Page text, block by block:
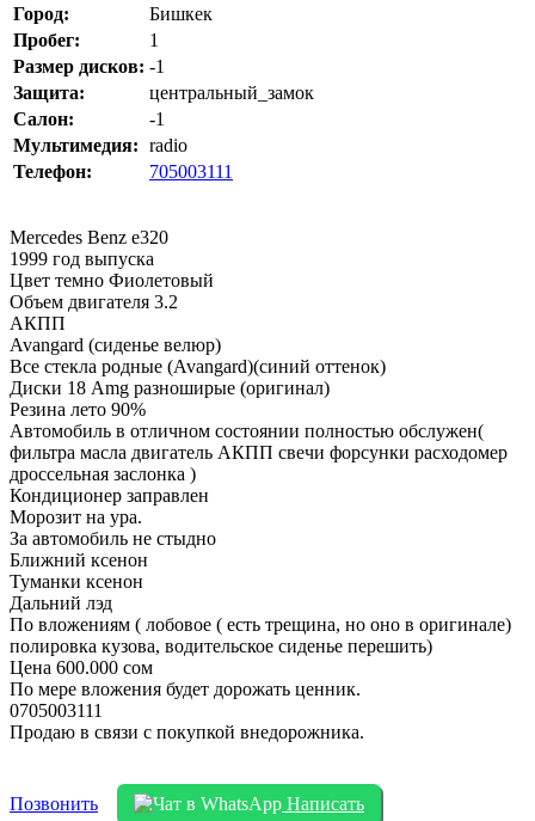
Город:
Бишкек
Пробег:
1
Размер дисков: -1
Защита:
центральный_замок
Салон:
-1
Мультимедия: radio
Телефон:
705003111
Mercedes Benz e320
1999 год выпуска
Цвет темно Фиолетовый
Объем двигателя 3.2
АКПП
Avangard (сиденье велюр)
Все стекла родные (Avangard)(синий оттенок)
Диски 18 Amg разноширые (оригинал)
Резина лето 90%
Автомобиль в отличном состоянии полностью обслужен(
фильтра масла двигатель АКПП свечи форсунки расходомер
дроссельная заслонка )
Кондиционер заправлен
Морозит на ура.
За автомобиль не стыдно
Ближний ксенон
Туманки ксенон
Дальний лэд
По вложениям ( лобовое ( есть трещина, но оно в оригинале)
полировка кузова, водительское сиденье перешить)
Цена 600.000 сом
По мере вложения будет дорожать ценник.
0705003111
Продаю в связи с покупкой внедорожника.
Позвонить Написать